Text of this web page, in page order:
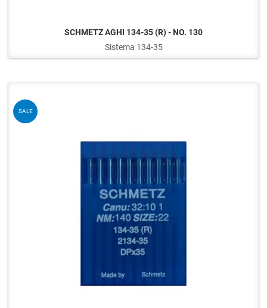
SCHMETZ AGHI 134-35 (R) - NO. 130
Sistema 134-35
SALE